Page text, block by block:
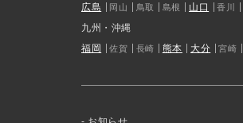
広島
岡山 鳥取 島根 山口 香川
九州・沖縄
福岡
佐賀 長崎 熊本 大分 宮崎